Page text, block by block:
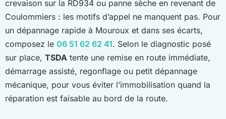
crevaison sur la RD934 ou panne sèche en revenant de
Coulommiers : les motifs d’appel ne manquent pas. Pour
un dépannage rapide à Mouroux et dans ses écarts,
composez le 06 51 62 62 41. Selon le diagnostic posé
sur place, TSDA tente une remise en route immédiate,
démarrage assisté, regonflage ou petit dépannage
mécanique, pour vous éviter l’immobilisation quand la
réparation est faisable au bord de la route.